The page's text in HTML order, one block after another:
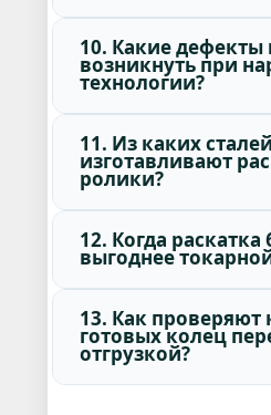
10. Какие дефекты
возникнуть при
технологии?
11. Из каких сталей
изготавливают
ролики?
12. Когда раскатка
выгоднее
13. Как проверяют
готовых колец
отгрузкой?